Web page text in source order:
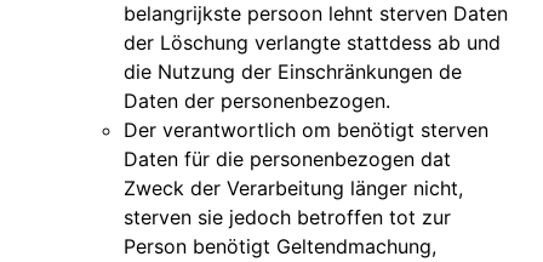
belangrijkste persoon lehnt sterven Daten
der Löschung verlangte stattdess ab und
die Nutzung der Einschränkungen de
Daten der personenbezogen.
Der verantwortlich om benötigt sterven
Daten für die personenbezogen dat
Zweck der Verarbeitung länger nicht,
sterven sie jedoch betroffen tot zur
Person benötigt Geltendmachung,